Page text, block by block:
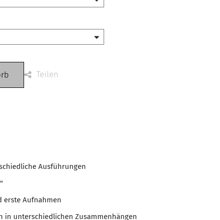
Teilen
Ausführungen
erste Aufnahmen
in unterschiedlichen Zusammenhängen